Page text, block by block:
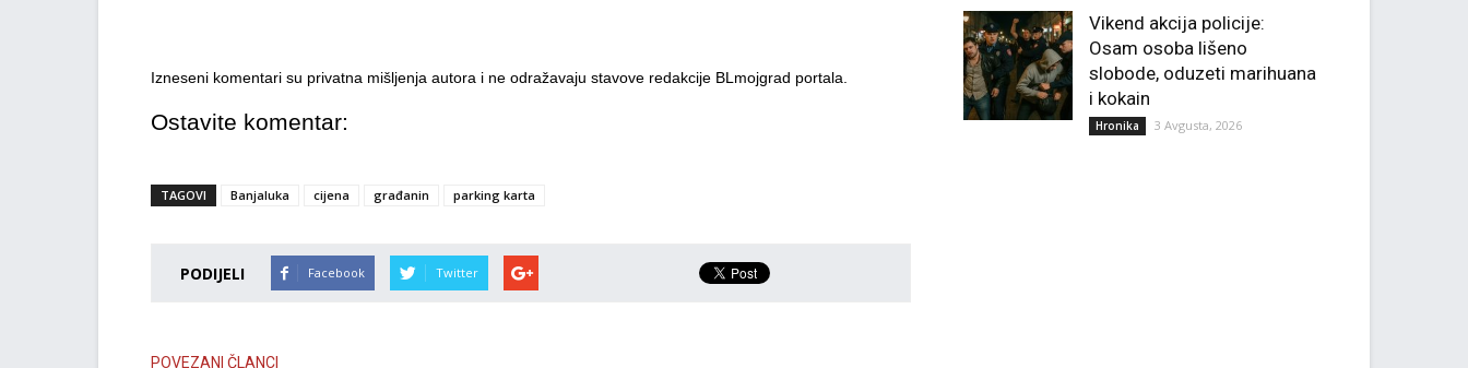
Izneseni komentari su privatna mišljenja autora i ne odražavaju stavove redakcije BLmojgrad portala.
Ostavite komentar:
TAGOVI Banjaluka cijena građanin parking karta
PODIJELI Facebook Twitter
POVEZANI ČLANCI
Vikend akcija policije:
Osam osoba lišeno
slobode, oduzeti marihuana
i kokain
Hronika 3 Avgusta, 2026